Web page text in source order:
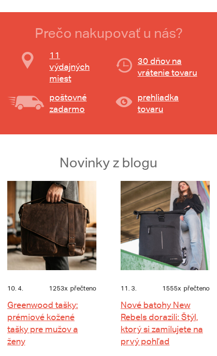
Prečo nakupovať u nás?
11
výdajných
miest
30 dňov na
vrátenie tovaru
poštovné
zadarmo
prehliadka
tovaru
Novinky z blogu
10. 4. 1253x přečteno
Greenwood tašky:
prémiové kožené
tašky pre mužov a
ženy
11. 3. 1555x přečteno
Nové batohy New
Rebels dorazili: Štýl,
ktorý si zamilujete na
prvý pohľad